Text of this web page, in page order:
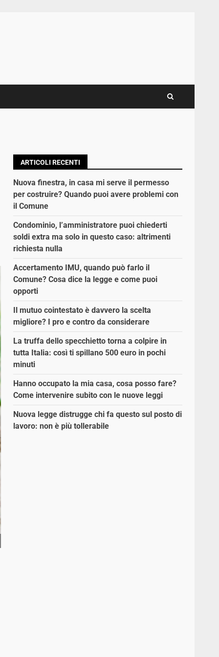
ARTICOLI RECENTI
Nuova finestra, in casa mi serve il permesso
per costruire? Quando puoi avere problemi con
il Comune
Condominio, l’amministratore puoi chiederti
soldi extra ma solo in questo caso: altrimenti
richiesta nulla
Accertamento IMU, quando può farlo il
Comune? Cosa dice la legge e come puoi
opporti
Il mutuo cointestato è davvero la scelta
migliore? I pro e contro da considerare
La truffa dello specchietto torna a colpire in
tutta Italia: così ti spillano 500 euro in pochi
minuti
Hanno occupato la mia casa, cosa posso fare?
Come intervenire subito con le nuove leggi
Nuova legge distrugge chi fa questo sul posto di
lavoro: non è più tollerabile